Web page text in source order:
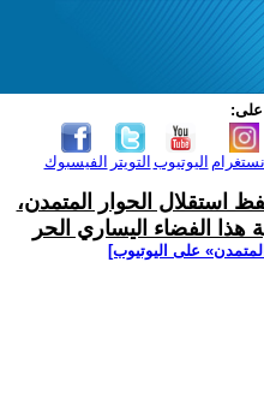
على:
الفيسبوك التويتر اليوتيوب
استقلال الحوار المتمدن،
الفضاء اليساري الحر
على اليوتيوب]